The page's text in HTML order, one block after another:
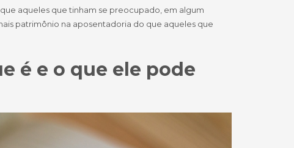
aqueles que tinham se preocupado, em algum
patrimônio na aposentadoria do que aqueles que
é e o que ele pode